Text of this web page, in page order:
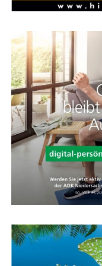
Kom­fort und
Die Feder­ga­bel des
bel und viel leich­ter
Feder­ein­heit spricht
zusätz­li­chen
ohne das direk­te
Mit einer sol­chen
durch­dach­tem
das Kalk­hoff
im Bereich der
für all jene, die ein
ta­bles E‑Bike
Kom­pro­mis­se
KALKHOFF
Papen­burg
Fach­händ­ler